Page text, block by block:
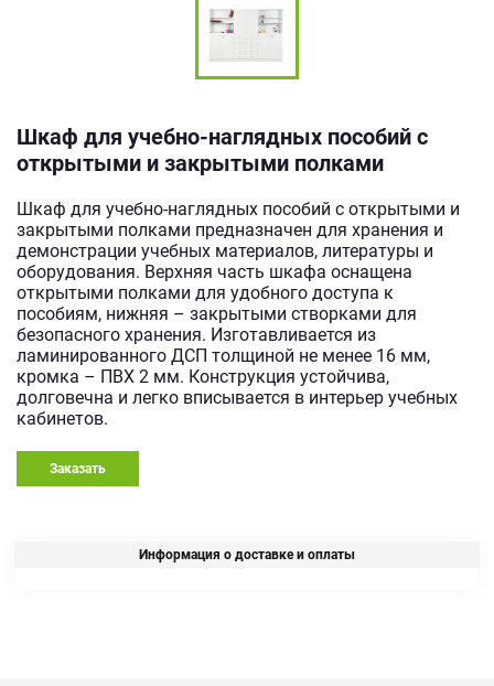
Шкаф для учебно-наглядных пособий с
открытыми и закрытыми полками
Шкаф для учебно-наглядных пособий с открытыми и
закрытыми полками предназначен для хранения и
демонстрации учебных материалов, литературы и
оборудования. Верхняя часть шкафа оснащена
открытыми полками для удобного доступа к
пособиям, нижняя – закрытыми створками для
безопасного хранения. Изготавливается из
ламинированного ДСП толщиной не менее 16 мм,
кромка – ПВХ 2 мм. Конструкция устойчива,
долговечна и легко вписывается в интерьер учебных
кабинетов.
Заказать
Информация о доставке и оплаты